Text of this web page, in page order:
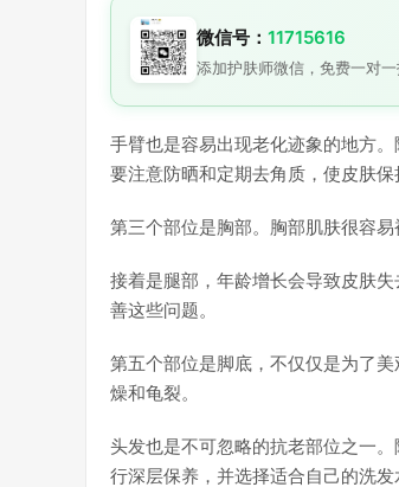
微信号： 11715616
添加护肤师微信，免费一对
手臂也是容易出现老化迹象的地方
要注意防晒和定期去角质，使皮肤保
第三个部位是胸部。胸部肌肤很容
接着是腿部，年龄增长会导致皮肤
善这些问题。
第五个部位是脚底，不仅仅是为了
燥和龟裂。
头发也是不可忽略的抗老部位之一
行深层保养，并选择适合自己的洗发